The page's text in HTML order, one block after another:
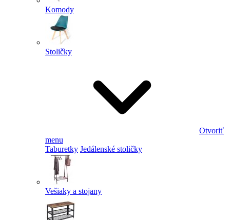
Komody
Stoličky
Otvoriť
menu
Taburetky Jedálenské stoličky
Vešiaky a stojany